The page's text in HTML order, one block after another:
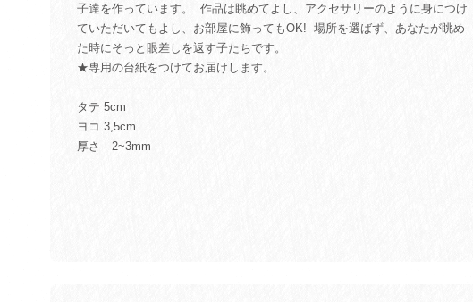
子達を作っています。 作品は眺めてよし、アクセサリーのように身につけ
ていただいてもよし、お部屋に飾ってもOK! 場所を選ばず、あなたが眺め
た時にそっと眼差しを返す子たちです。
★専用の台紙をつけてお届けします。
-------------------------------------------------
タテ 5cm
ヨコ 3,5cm
厚さ 2~3mm